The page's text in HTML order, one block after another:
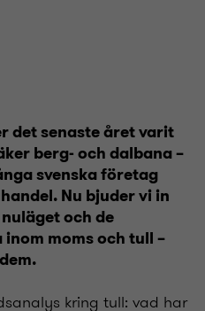
det senaste året varit
berg- och dalbana –
svenska företag
Nu bjuder vi in
och de
moms och tull –
kring tull: vad har